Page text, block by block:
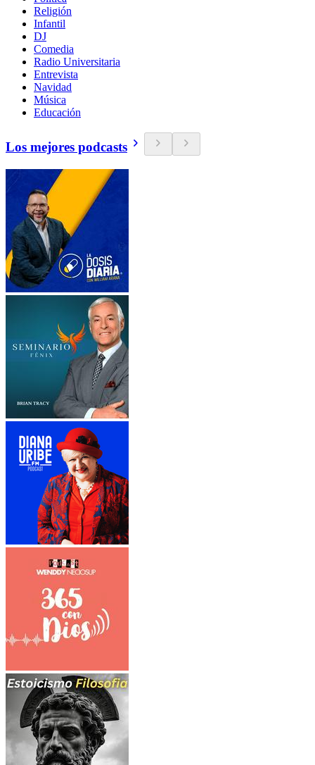
Religión
Infantil
DJ
Comedia
Radio Universitaria
Entrevista
Navidad
Música
Educación
Los mejores podcasts